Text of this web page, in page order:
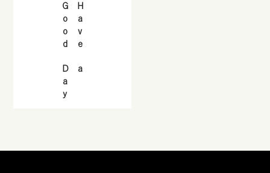
Have a
Good Day